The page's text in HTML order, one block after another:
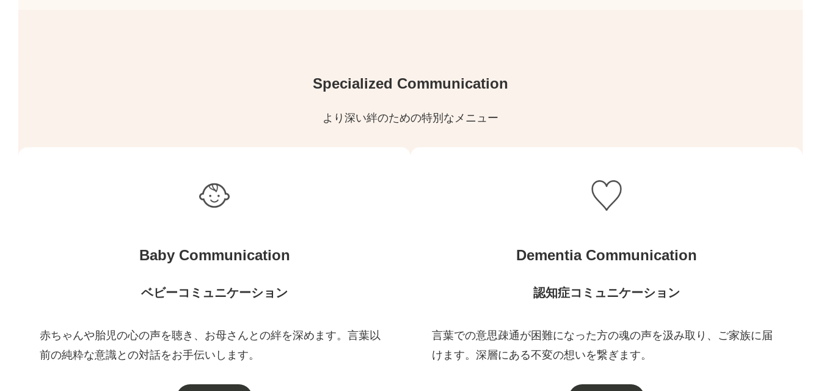
Specialized Communication
より深い絆のための特別なメニュー
Baby Communication
ベビーコミュニケーション
赤ちゃんや胎児の心の声を聴き、お母さんとの絆を深めます。言葉以
前の純粋な意識との対話をお手伝いします。
Dementia Communication
認知症コミュニケーション
言葉での意思疎通が困難になった方の魂の声を汲み取り、ご家族に届
けます。深層にある不変の想いを繋ぎます。